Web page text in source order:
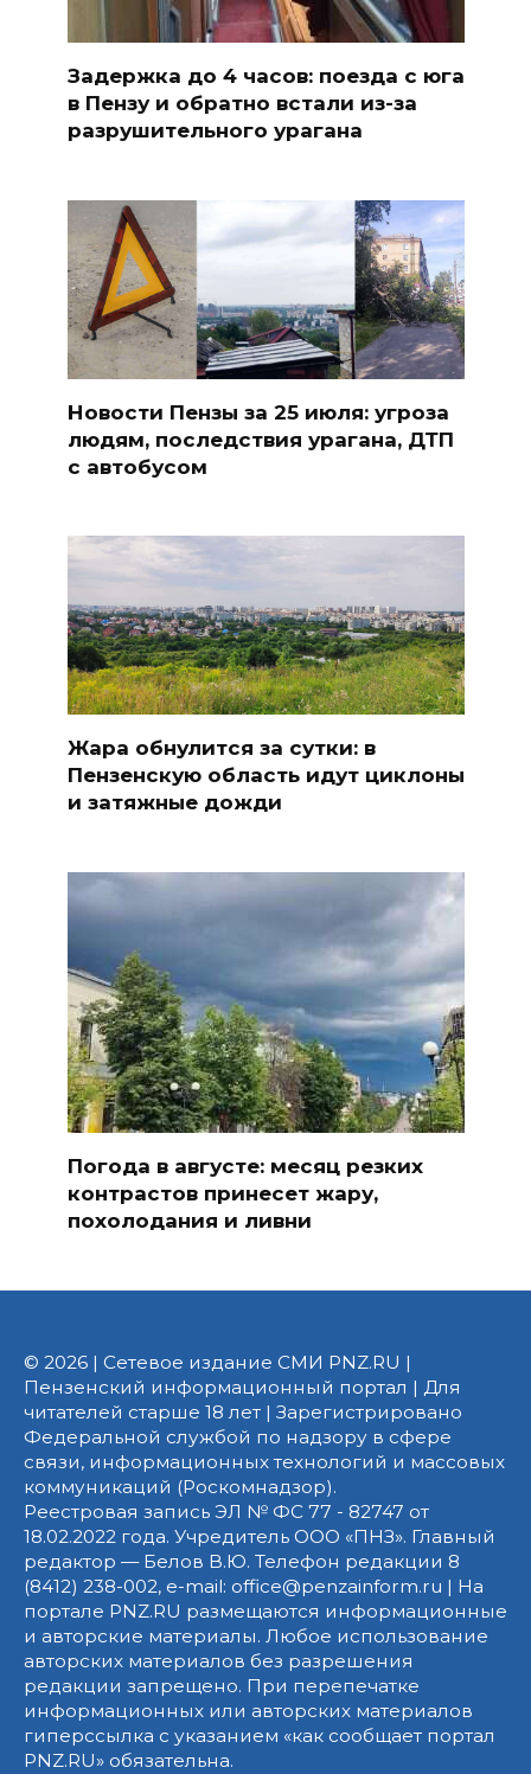
Задержка до 4 часов: поезда с юга
в Пензу и обратно встали из-за
разрушительного урагана
Новости Пензы за 25 июля: угроза
людям, последствия урагана, ДТП
с автобусом
Жара обнулится за сутки: в
Пензенскую область идут циклоны
и затяжные дожди
Погода в августе: месяц резких
контрастов принесет жару,
похолодания и ливни
© 2026 | Сетевое издание СМИ PNZ.RU |
Пензенский информационный портал | Для
читателей старше 18 лет | Зарегистрировано
Федеральной службой по надзору в сфере
связи, информационных технологий и массовых
коммуникаций (Роскомнадзор).
Реестровая запись ЭЛ № ФС 77 - 82747 от
18.02.2022 года. Учредитель ООО «ПНЗ». Главный
редактор — Белов В.Ю. Телефон редакции 8
(8412) 238-002, e-mail: office@penzainform.ru | На
портале PNZ.RU размещаются информационные
и авторские материалы. Любое использование
авторских материалов без разрешения
редакции запрещено. При перепечатке
информационных или авторских материалов
гиперссылка с указанием «как сообщает портал
PNZ.RU» обязательна.